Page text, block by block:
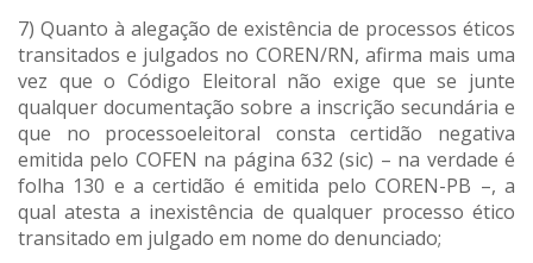
7) Quanto à alegação de existência de processos éticos
transitados e julgados no COREN/RN, afirma mais uma
vez que o Código Eleitoral não exige que se junte
qualquer documentação sobre a inscrição secundária e
que no processoeleitoral consta certidão negativa
emitida pelo COFEN na página 632 (sic) – na verdade é
folha 130 e a certidão é emitida pelo COREN-PB –, a
qual atesta a inexistência de qualquer processo ético
transitado em julgado em nome do denunciado;